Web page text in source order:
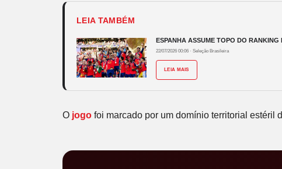
LEIA TAMBÉM
ESPANHA ASSUME TOPO DO
22/07/2026 00:06 · Seleção Brasileira
LEIA MAIS
O jogo foi marcado por um domínio territorial estéril